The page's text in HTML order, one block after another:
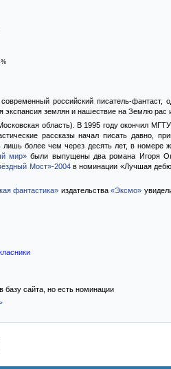
российский писатель-фантаст,
экспансия землян и нашествие на Землю рас
область). В 1995 году окончил
рассказы начал писать давно,
более чем через десять лет, в номере
мир» были выпущены два романа Игоря
Мост»-2004в номинации «Лучшая
фантастика» издательства«Эксмо»
базу сайта, но есть номинации